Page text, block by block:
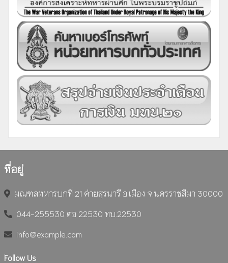
ที่อยู่
มณฑลทหารบกที่ 21 ค่ายสุรนารี อ.เมือง จ.นครราชสีมา 30000
044-255530 ต่อ 22530 ทบ.22530
info@example.com
Follow Us